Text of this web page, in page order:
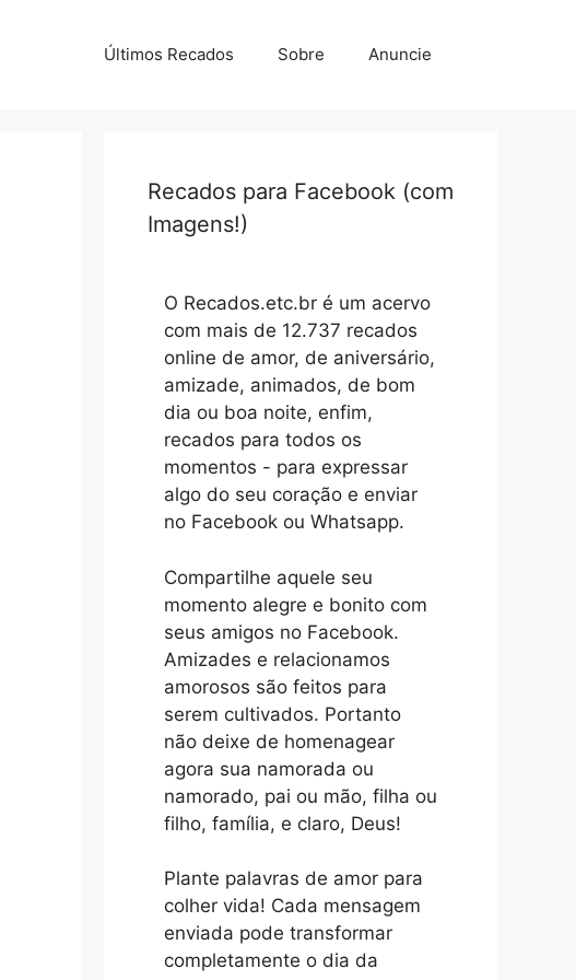
Últimos Recados Sobre Anuncie
Recados para Facebook (com
Imagens!)
O Recados.etc.br é um acervo
com mais de 12.737 recados
online de amor, de aniversário,
amizade, animados, de bom
dia ou boa noite, enfim,
recados para todos os
momentos - para expressar
algo do seu coração e enviar
no Facebook ou Whatsapp.
Compartilhe aquele seu
momento alegre e bonito com
seus amigos no Facebook.
Amizades e relacionamos
amorosos são feitos para
serem cultivados. Portanto
não deixe de homenagear
agora sua namorada ou
namorado, pai ou mão, filha ou
filho, família, e claro, Deus!
Plante palavras de amor para
colher vida! Cada mensagem
enviada pode transformar
completamente o dia da